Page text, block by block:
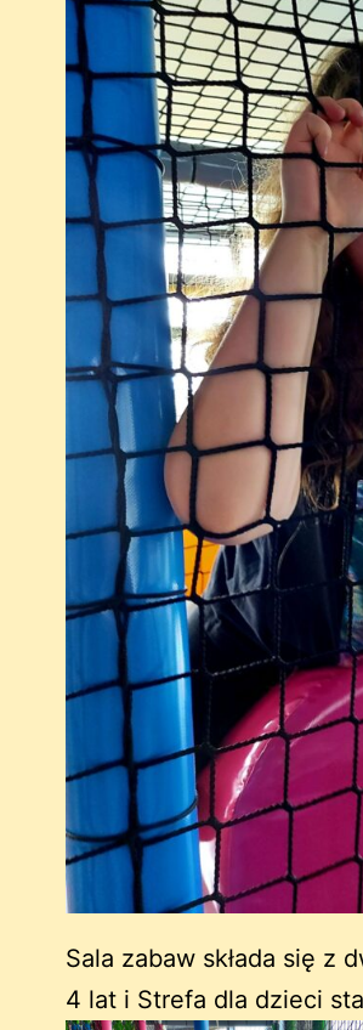
Sala zabaw składa się z
4 lat i Strefa dla dzieci